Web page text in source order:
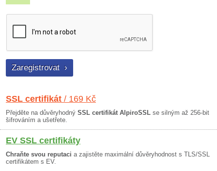
SSL certifikát / 169 Kč
Přejděte na důvěryhodný SSL certifikát AlpiroSSL se silným až 256-bit
šifrováním a ušetřete.
EV SSL certifikáty
Chraňte svou reputaci a zajistěte maximální důvěryhodnost s TLS/SSL
certifikátem s EV.